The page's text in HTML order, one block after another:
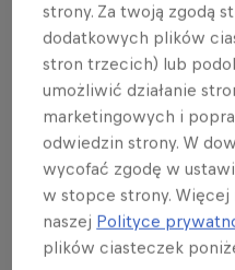
Red Bull
strony. Za twoją zgodą
dodatkowych plików
stron trzecich) lub
umożliwić działanie
marketingowych i
odwiedzin strony. W
wycofać zgodę w
w stopce strony.
naszej Polityce
plików ciasteczek